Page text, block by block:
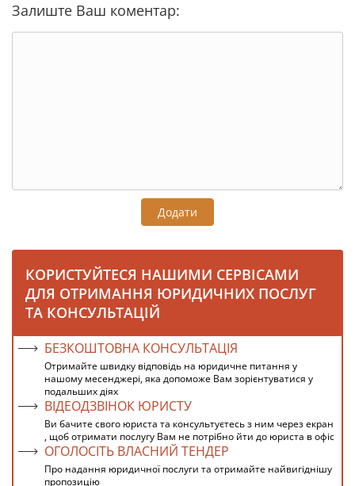
Залиште Ваш коментар:
Додати
КОРИСТУЙТЕСЯ НАШИМИ СЕРВІСАМИ
ДЛЯ ОТРИМАННЯ ЮРИДИЧНИХ ПОСЛУГ
ТА КОНСУЛЬТАЦІЙ
БЕЗКОШТОВНА КОНСУЛЬТАЦІЯ
Отримайте швидку відповідь на юридичне питання у
нашому месенджері, яка допоможе Вам зорієнтуватися у
подальших діях
ВІДЕОДЗВІНОК ЮРИСТУ
Ви бачите свого юриста та консультуєтесь з ним через екран
, щоб отримати послугу Вам не потрібно йти до юриста в офіс
ОГОЛОСІТЬ ВЛАСНИЙ ТЕНДЕР
Про надання юридичної послуги та отримайте найвигіднішу
пропозицію